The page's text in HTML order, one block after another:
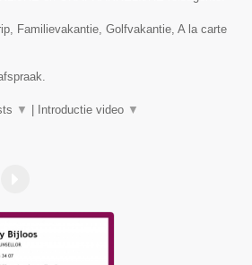
Familievakantie, Golfvakantie, A la carte
▼ Introductie video ▼